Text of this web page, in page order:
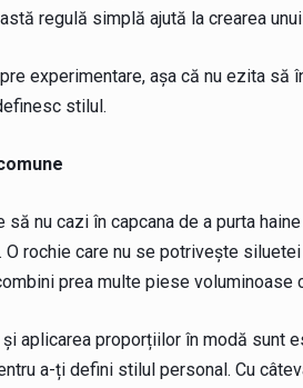
regulă simplă ajută la crearea
experimentare, așa că nu ezita să
stilul.
nu cazi în capcana de a purta
O rochie care nu se potrivește
prea multe piese voluminoase
aplicarea proporțiilor în modă sunt
a-ți defini stilul personal. Cu